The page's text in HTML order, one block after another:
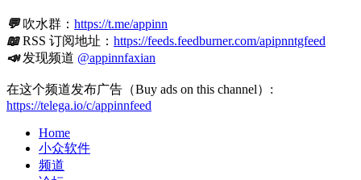
💬吹水群： https://t.me/appinn
📖RSS 订阅地址： https://feeds.feedburner.com/apipnntgfeed
📣发现频道 @appinnfaxian
在这个频道发布广告（Buy ads on this channel）:
https://telega.io/c/appinnfeed
Home
小众软件
频道